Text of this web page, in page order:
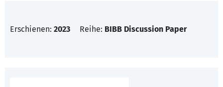
Erschienen: 2023 Reihe: BIBB Discussion Paper